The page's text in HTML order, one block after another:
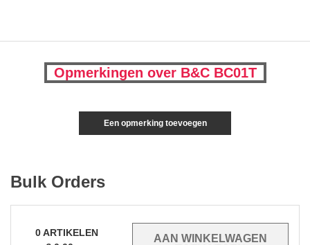
Opmerkingen over B&C BC01T
Een opmerking toevoegen
Bulk Orders
0ARTIKELEN